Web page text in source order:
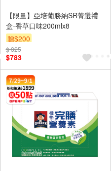
【限量】亞培葡勝納SR菁選禮
盒-香草口味200mlx8
贈$200
$ 825
$783